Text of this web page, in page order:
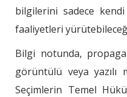
bilgilerini sadece
faaliyetleri
Bilgi notunda,
görüntülü veya yazılı
Seçimlerin Temel